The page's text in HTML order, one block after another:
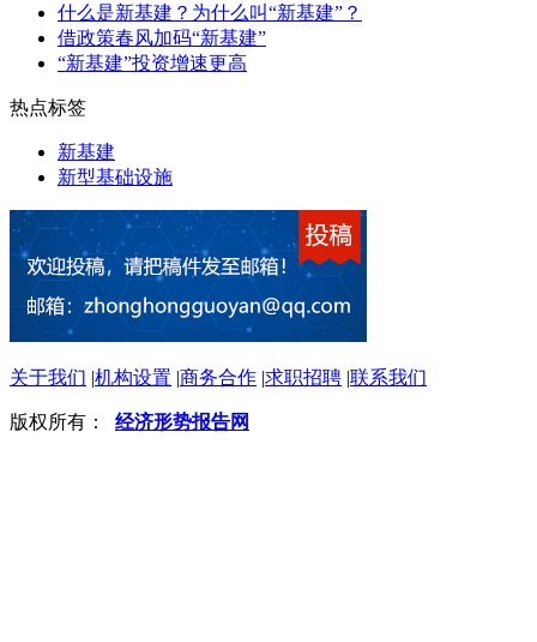
什么是新基建？为什么叫“新基建”？
借政策春风加码“新基建”
“新基建”投资增速更高
热点标签
新基建
新型基础设施
关于我们 |机构设置 |商务合作 |求职招聘 |联系我们
版权所有： 经济形势报告网